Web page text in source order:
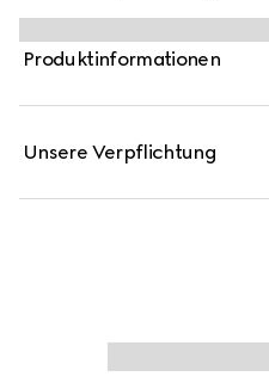
Farben neu interpretiert
Shirts aus Baumwolljersey
niedlichen Figur aus der Welt
Produktinformationen
Unsere Verpflichtung